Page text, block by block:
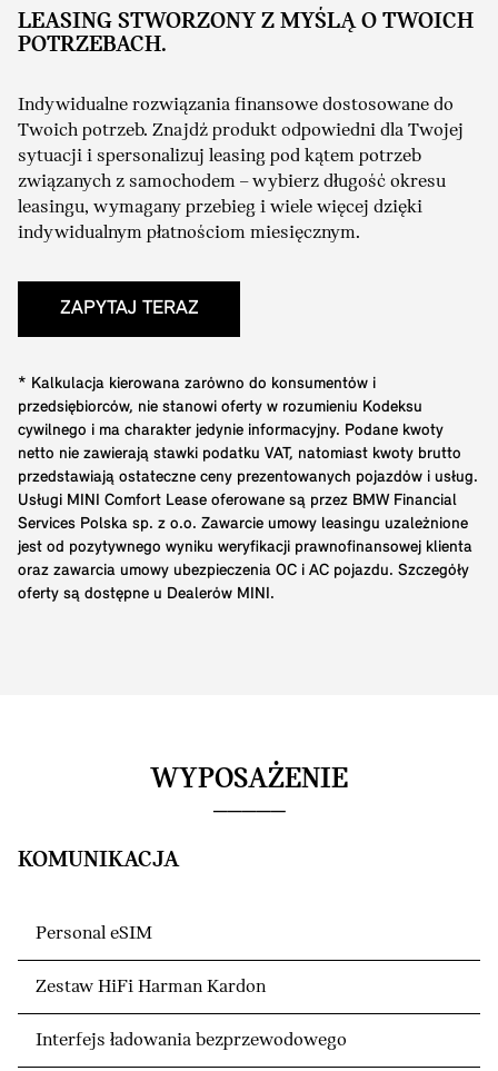
LEASING STWORZONY Z MYŚLĄ O TWOICH
POTRZEBACH.
Indywidualne rozwiązania finansowe dostosowane do
Twoich potrzeb. Znajdź produkt odpowiedni dla Twojej
sytuacji i spersonalizuj leasing pod kątem potrzeb
związanych z samochodem – wybierz długość okresu
leasingu, wymagany przebieg i wiele więcej dzięki
indywidualnym płatnościom miesięcznym.
ZAPYTAJ TERAZ
* Kalkulacja kierowana zarówno do konsumentów i
przedsiębiorców, nie stanowi oferty w rozumieniu Kodeksu
cywilnego i ma charakter jedynie informacyjny. Podane kwoty
netto nie zawierają stawki podatku VAT, natomiast kwoty brutto
przedstawiają ostateczne ceny prezentowanych pojazdów i usług.
Usługi MINI Comfort Lease oferowane są przez BMW Financial
Services Polska sp. z o.o. Zawarcie umowy leasingu uzależnione
jest od pozytywnego wyniku weryfikacji prawnofinansowej klienta
oraz zawarcia umowy ubezpieczenia OC i AC pojazdu. Szczegóły
oferty są dostępne u Dealerów MINI.
WYPOSAŻENIE
KOMUNIKACJA
Personal eSIM
Zestaw HiFi Harman Kardon
Interfejs ładowania bezprzewodowego